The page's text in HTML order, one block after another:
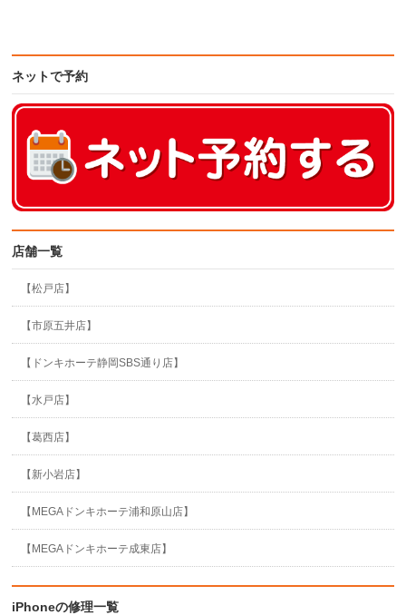
ネットで予約
店舗一覧
【松戸店】
【市原五井店】
【ドンキホーテ静岡SBS通り店】
【水戸店】
【葛西店】
【新小岩店】
【MEGAドンキホーテ浦和原山店】
【MEGAドンキホーテ成東店】
iPhoneの修理一覧